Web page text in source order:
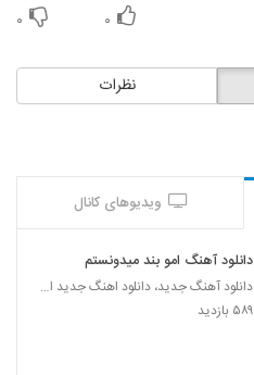
۰ ۰
نظرات
ویدیوهای کانال
دانلود آهنگ امو بند میدونستم
دانلود آهنگ جدید، دانلود اهنگ جدید ایرانی
۵۸۹ بازدید